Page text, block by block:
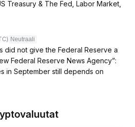
Treasury & The Fed, Labor Market,
Neutraali
did not give the Federal Reserve a
Federal Reserve News Agency”:
in September still depends on